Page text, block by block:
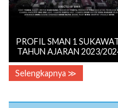
PROFIL SMAN 1
TAHUN AJARAN 2023/
Selengkapnya ≫